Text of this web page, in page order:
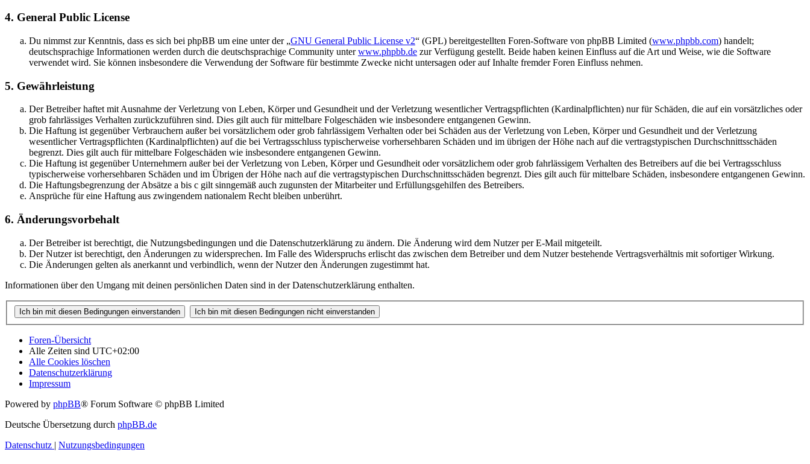
4. General Public License
Du nimmst zur Kenntnis, dass es sich bei phpBB um eine unter der „GNU General Public License v2“ (GPL) bereitgestellten Foren-Software von phpBB Limited (www.phpbb.com) handelt;
deutschsprachige Informationen werden durch die deutschsprachige Community unterwww.phpbb.de zur Verfügung gestellt. Beide haben keinen Einfluss auf die Art und Weise, wie die Software
verwendet wird. Sie können insbesondere die Verwendung der Software für bestimmte Zwecke nicht untersagen oder auf Inhalte fremder Foren Einfluss nehmen.
5. Gewährleistung
Der Betreiber haftet mit Ausnahme der Verletzung von Leben, Körper und Gesundheit und der Verletzung wesentlicher Vertragspflichten (Kardinalpflichten) nur für Schäden, die auf ein vorsätzliches oder
grob fahrlässiges Verhalten zurückzuführen sind. Dies gilt auch für mittelbare Folgeschäden wie insbesondere entgangenen Gewinn.
Die Haftung ist gegenüber Verbrauchern außer bei vorsätzlichem oder grob fahrlässigem Verhalten oder bei Schäden aus der Verletzung von Leben, Körper und Gesundheit und der Verletzung
wesentlicher Vertragspflichten (Kardinalpflichten) auf die bei Vertragsschluss typischerweise vorhersehbaren Schäden und im übrigen der Höhe nach auf die vertragstypischen Durchschnittsschäden
begrenzt. Dies gilt auch für mittelbare Folgeschäden wie insbesondere entgangenen Gewinn.
Die Haftung ist gegenüber Unternehmern außer bei der Verletzung von Leben, Körper und Gesundheit oder vorsätzlichem oder grob fahrlässigem Verhalten des Betreibers auf die bei Vertragsschluss
typischerweise vorhersehbaren Schäden und im Übrigen der Höhe nach auf die vertragstypischen Durchschnittsschäden begrenzt. Dies gilt auch für mittelbare Schäden, insbesondere entgangenen Gewinn.
Die Haftungsbegrenzung der Absätze a bis c gilt sinngemäß auch zugunsten der Mitarbeiter und Erfüllungsgehilfen des Betreibers.
Ansprüche für eine Haftung aus zwingendem nationalem Recht bleiben unberührt.
6. Änderungsvorbehalt
Der Betreiber ist berechtigt, die Nutzungsbedingungen und die Datenschutzerklärung zu ändern. Die Änderung wird dem Nutzer per E-Mail mitgeteilt.
Der Nutzer ist berechtigt, den Änderungen zu widersprechen. Im Falle des Widerspruchs erlischt das zwischen dem Betreiber und dem Nutzer bestehende Vertragsverhältnis mit sofortiger Wirkung.
Die Änderungen gelten als anerkannt und verbindlich, wenn der Nutzer den Änderungen zugestimmt hat.
Informationen über den Umgang mit deinen persönlichen Daten sind in der Datenschutzerklärung enthalten.
Foren-Übersicht
Alle Zeiten sind UTC+02:00
Alle Cookies löschen
Datenschutzerklärung
Impressum
Powered by phpBB® Forum Software © phpBB Limited
Deutsche Übersetzung durch phpBB.de
Datenschutz | Nutzungsbedingungen